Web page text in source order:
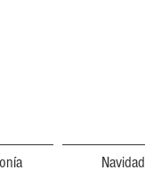
Navidad